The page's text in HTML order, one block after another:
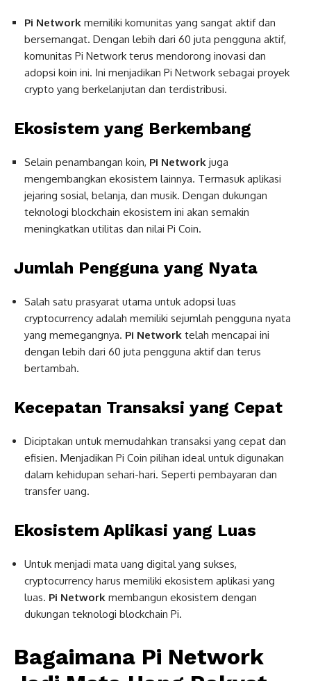
Pi Network memiliki komunitas yang sangat aktif dan
bersemangat. Dengan lebih dari 60 juta pengguna aktif,
komunitas Pi Network terus mendorong inovasi dan
adopsi koin ini. Ini menjadikan Pi Network sebagai proyek
crypto yang berkelanjutan dan terdistribusi.
Ekosistem yang Berkembang
Selain penambangan koin, Pi Network juga
mengembangkan ekosistem lainnya. Termasuk aplikasi
jejaring sosial, belanja, dan musik. Dengan dukungan
teknologi blockchain ekosistem ini akan semakin
meningkatkan utilitas dan nilai Pi Coin.
Jumlah Pengguna yang Nyata
Salah satu prasyarat utama untuk adopsi luas
cryptocurrency adalah memiliki sejumlah pengguna nyata
yang memegangnya. Pi Network telah mencapai ini
dengan lebih dari 60 juta pengguna aktif dan terus
bertambah.
Kecepatan Transaksi yang Cepat
Diciptakan untuk memudahkan transaksi yang cepat dan
efisien. Menjadikan Pi Coin pilihan ideal untuk digunakan
dalam kehidupan sehari-hari. Seperti pembayaran dan
transfer uang.
Ekosistem Aplikasi yang Luas
Untuk menjadi mata uang digital yang sukses,
cryptocurrency harus memiliki ekosistem aplikasi yang
luas. Pi Network membangun ekosistem dengan
dukungan teknologi blockchain Pi.
Bagaimana Pi Network